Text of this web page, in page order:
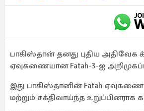
பாகிஸ்தான் தனது புதிய அதிவேக
ஏவுகணையான Fatah-3-ஐ
இது பாகிஸ்தானின் Fatah ஏவுகணை
மற்றும் சக்திவாய்ந்த உறுப்பினராக